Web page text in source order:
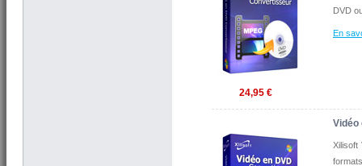
24,95 €
DVD
En
Vidéo
Xilisoft